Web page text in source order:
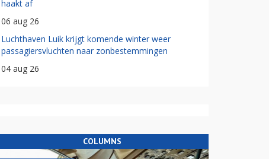
haakt af
06 aug 26
Luchthaven Luik krijgt komende winter weer
passagiersvluchten naar zonbestemmingen
04 aug 26
COLUMNS